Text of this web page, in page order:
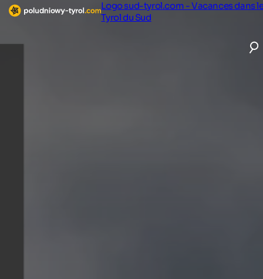
Logo sud-tyrol.com - Vacances dans
Tyrol du Sud